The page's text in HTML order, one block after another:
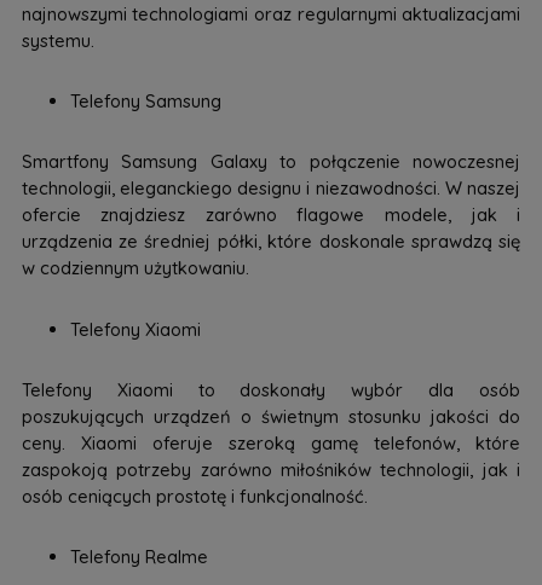
najnowszymi technologiami oraz regularnymi aktualizacjami
systemu.
Telefony Samsung
Smartfony Samsung Galaxy to połączenie nowoczesnej
technologii, eleganckiego designu i niezawodności. W naszej
ofercie znajdziesz zarówno flagowe modele, jak i
urządzenia ze średniej półki, które doskonale sprawdzą się
w codziennym użytkowaniu.
Telefony Xiaomi
Telefony Xiaomi to doskonały wybór dla osób
poszukujących urządzeń o świetnym stosunku jakości do
ceny. Xiaomi oferuje szeroką gamę telefonów, które
zaspokoją potrzeby zarówno miłośników technologii, jak i
osób ceniących prostotę i funkcjonalność.
Telefony Realme